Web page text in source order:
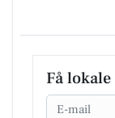
Få
Email